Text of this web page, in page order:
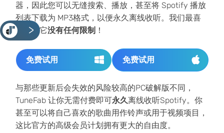
<
器，因此您可以无缝搜索、播放，甚至将 Spotify 播放
列表下载为 MP3格式，以便永久离线收听。我们最喜
欢的是它没有任何限制 ！
免费试用 免费试用
与那些更新后会失效的风险较高的PC破解版不同，
TuneFab 让你无需付费即可永久离线收听Spotify。你
甚至可以将自己喜欢的歌曲用作铃声或用于视频项目，
这比官方的高级会员计划拥有更大的自由度。